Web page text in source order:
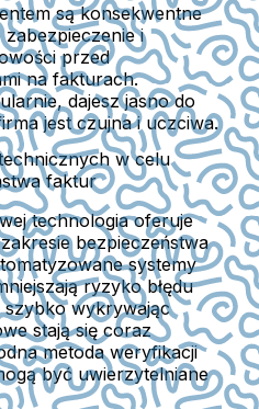
są konsekwentne
zabezpieczenie i
przed
na fakturach.
dajesz jasno do
jest czujna i uczciwa.
w celu
faktur
technologia oferuje
bezpieczeństwa
systemy
ryzyko błędu
szybko wykrywając
stają się coraz
metoda weryfikacji
być uwierzytelniane